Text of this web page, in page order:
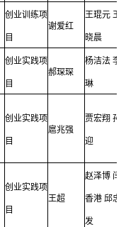
创业训练项
目
谢爱红
王琨元 王
晓晨
创业实践项
目
郝琛琛
杨洁法 李
琳
创业实践项
目
扈兆强
贾宏翔 孙
迎
创业实践项
目
王超
赵泽博 闫
香港 邱忠
发